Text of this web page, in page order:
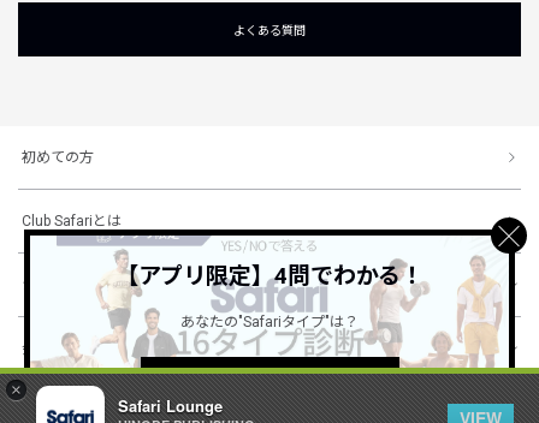
×
Safari Lounge
VIEW
よくある質問
初めての方
Club Safariとは
ショッピングガイド
会社概要・規約
【アプリ限定】4問でわかる！
あなたの"Safariタイプ"は？
詳しくはこちら ＞